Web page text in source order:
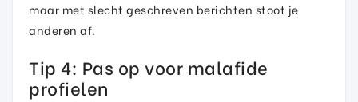
maar met slecht geschreven berichten stoot je
anderen af.
Tip 4: Pas op voor malafide
profielen